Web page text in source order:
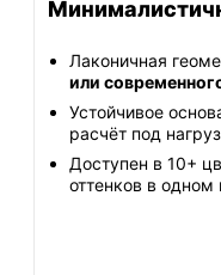
Лаконичная
или
Устойчивое
расчёт под
Доступен в 10+
оттенков в одном